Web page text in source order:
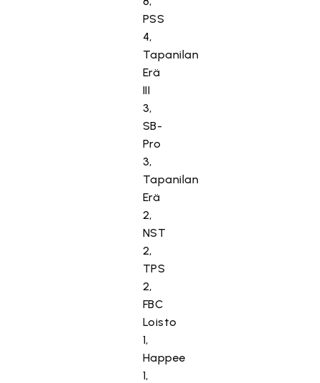
PSS
4,
Tapanilan
Erä
III
3,
SB-
Pro
3,
Tapanilan
Erä
2,
NST
2,
TPS
2,
FBC
Loisto
1,
Happee
1,